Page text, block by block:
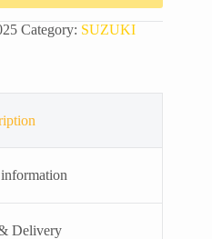
Category: SUZUKI
Delivery